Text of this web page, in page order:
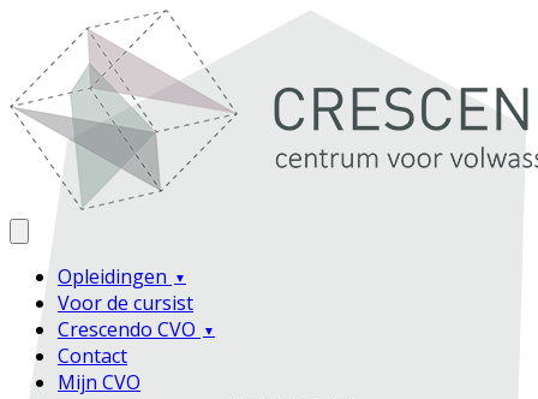
Opleidingen
Voor de cursist
Crescendo CVO
Contact
Mijn CVO